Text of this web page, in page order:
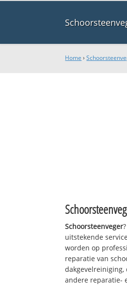
Home ›
Schoorsteenveger
uitstekende
worden op
reparatie van
andere reparatie-